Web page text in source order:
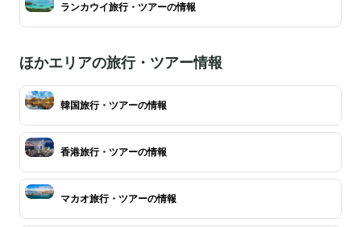
ランカウイ旅行・ツアーの情報
ほかエリアの旅行・ツアー情報
韓国旅行・ツアーの情報
香港旅行・ツアーの情報
マカオ旅行・ツアーの情報